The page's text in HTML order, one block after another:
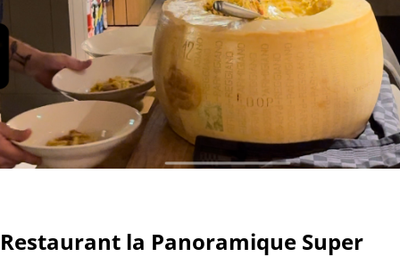
Restaurant la Panoramique Super